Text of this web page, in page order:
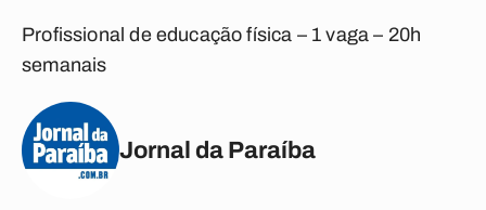
Profissional de educação física – 1 vaga – 20h
semanais
Jornal da Paraíba